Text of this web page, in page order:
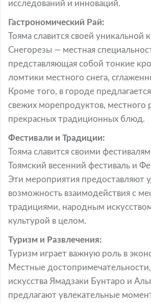
исследований и инноваций.
Гастрономический Рай:
Тояма славится своей уникальной
Снегорезы — местная
представляющая собой тонкие
ломтики местного снега,
Кроме того, в городе
свежих морепродуктов, местного
прекрасных традиционных блюд.
Фестивали и Традиции:
Тояма славится своими
Тоямский весенний фестиваль и
Эти мероприятия предоставляют
возможность взаимодействия с
традициями, народным
культурой в целом.
Туризм и Развлечения:
Туризм играет важную роль в
Местные
искусства Ямадзаки Бунтаро и
предлагают увлекательные